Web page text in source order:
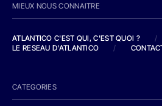
MIEUX NOUS CONNAITRE
ATLANTICO C'EST QUI, C'EST QUOI ?
/
LE RESEAU D'ATLANTICO
/
CATEGORIES